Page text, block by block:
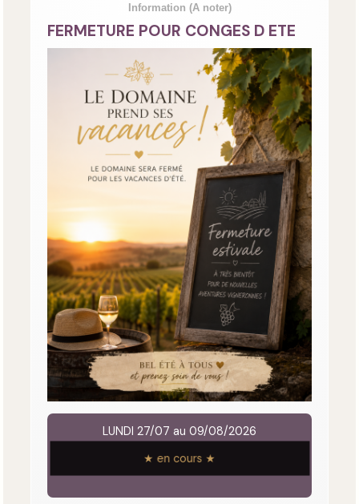
Information (A noter)
FERMETURE POUR CONGES D ETE
LUNDI 27/07 au 09/08/2026
★ en cours ★